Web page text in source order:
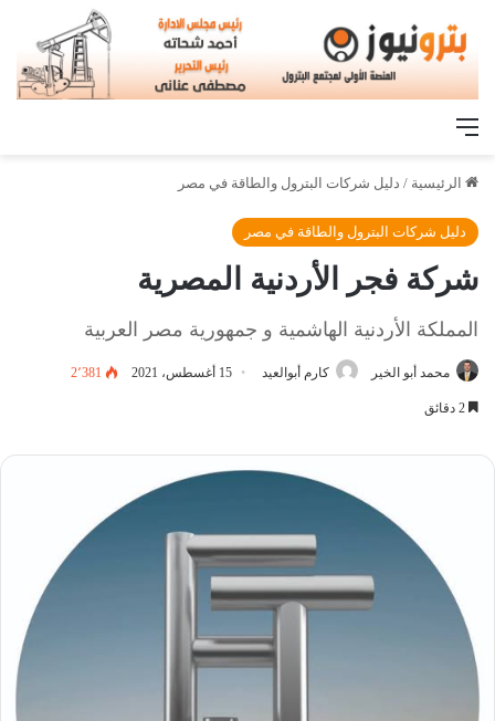
القائمة
الرئيسية / دليل شركات البترول والطاقة في مصر
دليل شركات البترول والطاقة في مصر
شركة فجر الأردنية المصرية
المملكة الأردنية الهاشمية و جمهورية مصر العربية
محمد أبو الخير كارم أبوالعيد 15 أغسطس، 2021 2٬381